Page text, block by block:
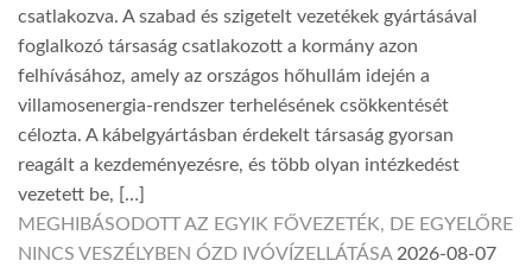
csatlakozva. A szabad és szigetelt vezetékek gyártásával
foglalkozó társaság csatlakozott a kormány azon
felhívásához, amely az országos hőhullám idején a
villamosenergia-rendszer terhelésének csökkentését
célozta. A kábelgyártásban érdekelt társaság gyorsan
reagált a kezdeményezésre, és több olyan intézkedést
vezetett be, […]
MEGHIBÁSODOTT AZ EGYIK FŐVEZETÉK, DE EGYELŐRE
NINCS VESZÉLYBEN ÓZD IVÓVÍZELLÁTÁSA 2026-08-07